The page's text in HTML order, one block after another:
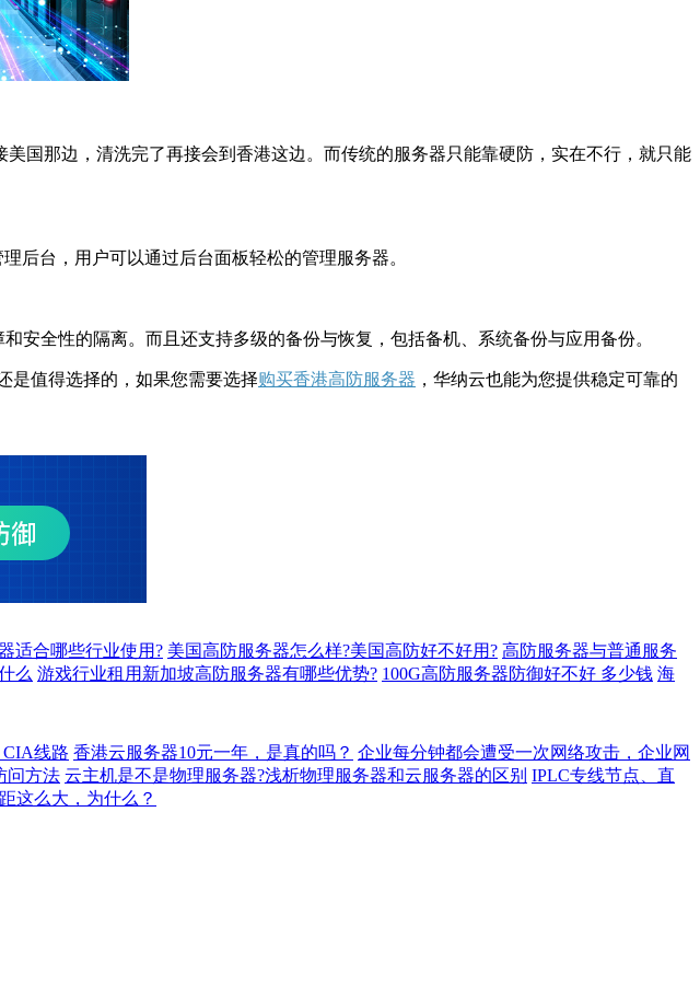
那边，清洗完了再接会到香港这边。而传统的服务器只能靠硬防，实在不行，就只能
台，用户可以通过后台面板轻松的管理服务器。
全性的隔离。而且还支持多级的备份与恢复，包括备机、系统备份与应用备份。
是值得选择的，如果您需要选择购买香港高防服务器 ，华纳云也能为您提供稳定可靠的
适合哪些行业使用? 美国高防服务器怎么样?美国高防好不好用? 高防服务器与普通服务
么 游戏行业租用新加坡高防服务器有哪些优势? 100G高防服务器防御好不好 多少钱 海
CIA线路 香港云服务器10元一年，是真的吗？ 企业每分钟都会遭受一次网络攻击，企业网
问方法 云主机是不是物理服务器?浅析物理服务器和云服务器的区别 IPLC专线节点、直
这么大，为什么？